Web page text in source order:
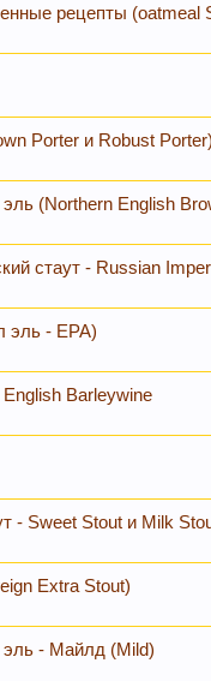
форум и интернет-
по-теме ПРОШУ
гормон
мужчина напитки
которые
помогает
на
рецепты (oatmeal
Porter и Robust Porter)
(Northern English
стаут - Russian
эль - EPA)
Barleywine
- Sweet Stout и Milk
Extra Stout)
эль - Майлд (Mild)